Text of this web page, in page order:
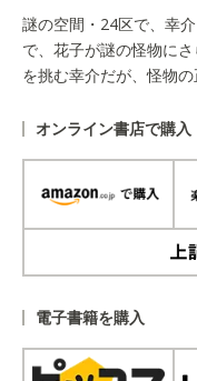
謎の空間・24区で、幸
で、花子が謎の怪物に
を挑む幸介だが、怪物
オンライン書店で購入
電子書籍を購入